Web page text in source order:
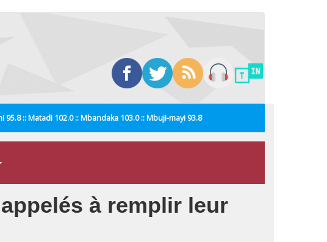
95.8 :: Matadi 102.0 :: Mbandaka 103.0 :: Mbuji-mayi 93.8
à remplir leur